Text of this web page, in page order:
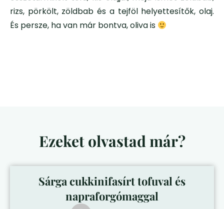
rizs, pörkölt, zöldbab és a tejföl helyettesítők, olaj.
És persze, ha van már bontva, oliva is
Ezeket olvastad már?
Sárga cukkinifasírt tofuval és
napraforgómaggal